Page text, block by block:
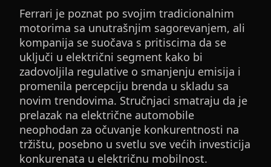
Ferrari je poznat po svojim tradicionalnim
motorima sa unutrašnjim sagorevanjem, ali
kompanija se suočava s pritiscima da se
uključi u električni segment kako bi
zadovoljila regulative o smanjenju emisija i
promenila percepciju brenda u skladu sa
novim trendovima. Stručnjaci smatraju da je
prelazak na električne automobile
neophodan za očuvanje konkurentnosti na
tržištu, posebno u svetlu sve većih investicija
konkurenata u električnu mobilnost.